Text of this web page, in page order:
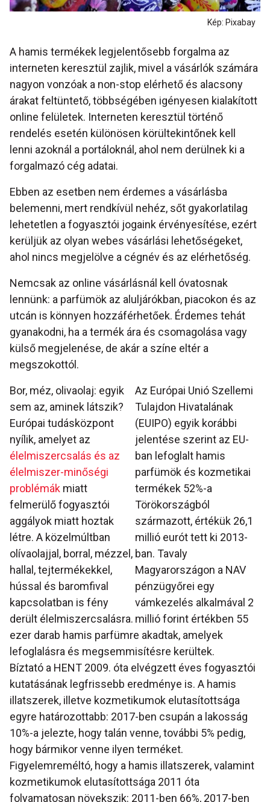
Kép: Pixabay
A hamis termékek legjelentősebb forgalma az
interneten keresztül zajlik, mivel a vásárlók számára
nagyon vonzóak a non-stop elérhető és alacsony
árakat feltüntető, többségében igényesen kialakított
online felületek. Interneten keresztül történő
rendelés esetén különösen körültekintőnek kell
lenni azoknál a portáloknál, ahol nem derülnek ki a
forgalmazó cég adatai.
Ebben az esetben nem érdemes a vásárlásba
belemenni, mert rendkívül nehéz, sőt gyakorlatilag
lehetetlen a fogyasztói jogaink érvényesítése, ezért
kerüljük az olyan webes vásárlási lehetőségeket,
ahol nincs megjelölve a cégnév és az elérhetőség.
Nemcsak az online vásárlásnál kell óvatosnak
lennünk: a parfümök az aluljárókban, piacokon és az
utcán is könnyen hozzáférhetőek. Érdemes tehát
gyanakodni, ha a termék ára és csomagolása vagy
külső megjelenése, de akár a színe eltér a
megszokottól.
Bor, méz, olivaolaj: egyik
sem az, aminek látszik?
Európai tudásközpont
nyílik, amelyet az
élelmiszercsalás és az
élelmiszer-minőségi
problémák miatt
felmerülő fogyasztói
aggályok miatt hoztak
létre. A közelmúltban
olívaolajjal, borral, mézzel,
hallal, tejtermékekkel,
hússal és baromfival
kapcsolatban is fény
derült élelmiszercsalásra.
Az Európai Unió Szellemi
Tulajdon Hivatalának
(EUIPO) egyik korábbi
jelentése szerint az EU-
ban lefoglalt hamis
parfümök és kozmetikai
termékek 52%-a
Törökországból
származott, értékük 26,1
millió eurót tett ki 2013-
ban. Tavaly
Magyarországon a NAV
pénzügyőrei egy
vámkezelés alkalmával 2
millió forint értékben 55
ezer darab hamis parfümre akadtak, amelyek
lefoglalásra és megsemmisítésre kerültek.
Bíztató a HENT 2009. óta elvégzett éves fogyasztói
kutatásának legfrissebb eredménye is. A hamis
illatszerek, illetve kozmetikumok elutasítottsága
egyre határozottabb: 2017-ben csupán a lakosság
10%-a jelezte, hogy talán venne, további 5% pedig,
hogy bármikor venne ilyen terméket.
Figyelemreméltó, hogy a hamis illatszerek, valamint
kozmetikumok elutasítottsága 2011 óta
folyamatosan növekszik: 2011-ben 66%, 2017-ben